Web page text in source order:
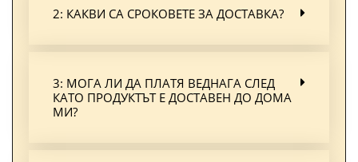
2: КАКВИ СА СРОКОВЕТЕ ЗА ДОСТАВКА?
3: МОГА ЛИ ДА ПЛАТЯ ВЕДНАГА СЛЕД
КАТО ПРОДУКТЪТ Е ДОСТАВЕН ДО ДОМА
МИ?